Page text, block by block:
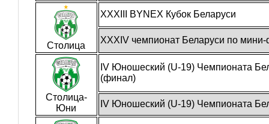
Столица
XXXIII BYNEX Кубок Беларуси
XXXIV чемпионат Беларуси по мини-
Столица-
Юни
IV Юношеский (U-19) Чемпионата
(финал)
IV Юношеский (U-19) Чемпионата